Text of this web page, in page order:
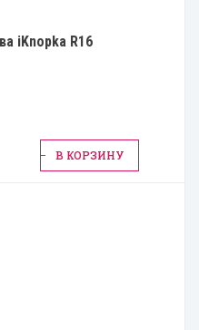
iKnopka R16
В КОРЗИНУ